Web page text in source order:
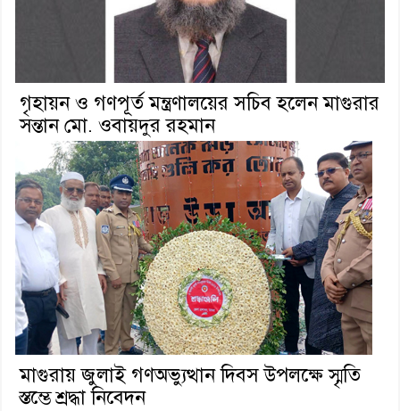
গৃহায়ন ও গণপূর্ত মন্ত্রণালয়ের সচিব হলেন মাগুরার
সন্তান মো. ওবায়দুর রহমান
মাগুরায় জুলাই গণঅভ্যুত্থান দিবস উপলক্ষে স্মৃতি
স্তম্ভে শ্রদ্ধা নিবেদন